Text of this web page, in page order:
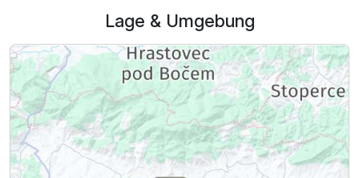
Lage & Umgebung